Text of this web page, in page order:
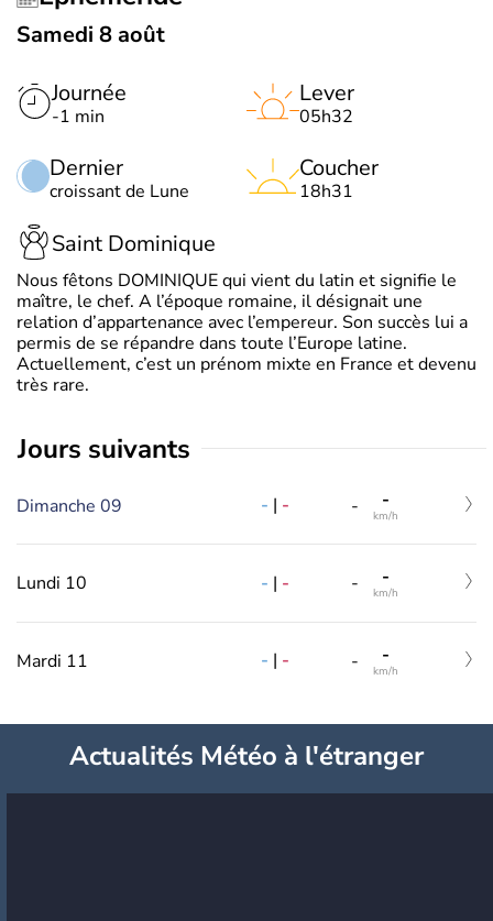
Samedi 8 août
Journée
-1 min
Dernier
croissant de Lune
Lever
05h32
Coucher
18h31
Saint Dominique
Nous fêtons DOMINIQUE qui vient du latin et signifie le
maître, le chef. A l’époque romaine, il désignait une
relation d’appartenance avec l’empereur. Son succès lui a
permis de se répandre dans toute l’Europe latine.
Actuellement, c’est un prénom mixte en France et devenu
très rare.
jours suivants
Dimanche 09 - | - - -
km/h
Lundi 10 - | - - -
km/h
Mardi 11 - | - - -
km/h
Actualités Météo à l'étranger